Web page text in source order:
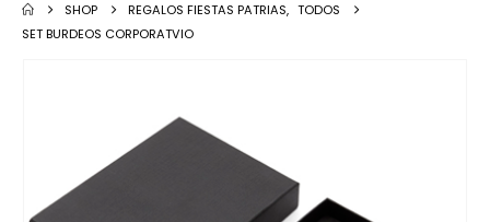
SHOP REGALOS FIESTAS PATRIAS, TODOS
SET BURDEOS CORPORATVIO